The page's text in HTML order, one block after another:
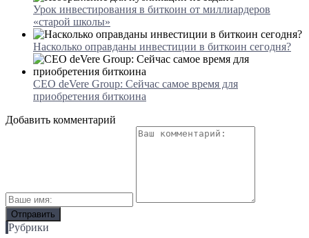
Урок инвестирования в биткоин от миллиардеров
«старой школы»
Насколько оправданы инвестиции в биткоин сегодня?
CEO deVere Group: Сейчас самое время для
приобретения биткоина
Добавить комментарий
Рубрики